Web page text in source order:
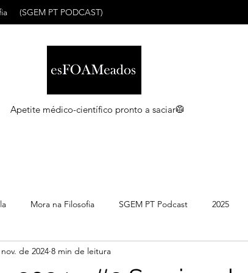
(SGEM PT PODCAST)
Apetite médico-científico pronto a saciar🥼
Mora na Filosofia SGEM PT Podcast 2025
2026 Abril 2026
de 2024 8 min de leitura